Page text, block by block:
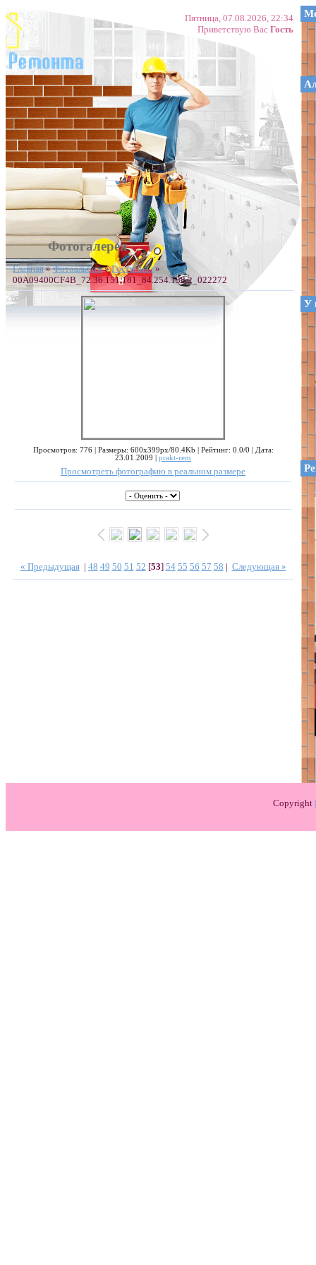
Пятница, 07.08.2026, 22:34
Приветствую Вас Гость
Фотогалерея
Главная»Фотоальбом»Гостинная»
00A09400CF4B_72.36.151.181_84.254.138.2_022272
Просмотров: 776 | Размеры: 600x399px/80.4Kb | Рейтинг: 0.0/0 | Дата:
23.01.2009 | prakt-rem
Просмотреть фотографию в реальном размере
« Предыдущая| 48 49 50 51 52 [53] 54 55 56 57 58 | Следующая »
У
Copyright